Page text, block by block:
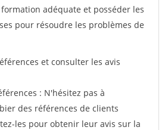
adéquate et posséder les
pour résoudre les problèmes de
et consulter les avis
: N'hésitez pas à
des références de clients
les pour obtenir leur avis sur la